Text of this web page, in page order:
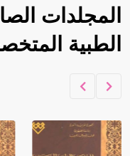
المجلدات
الطبية